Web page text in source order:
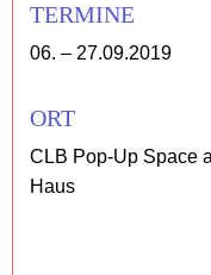
TERMINE
06. – 27.09.2019
ORT
CLB Pop-Up Space
Haus